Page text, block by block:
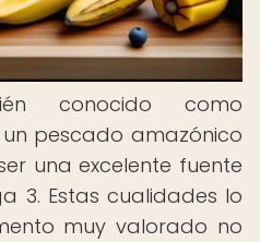
conocido como
pescado amazónico
una excelente fuente
3. Estas cualidades lo
muy valorado no